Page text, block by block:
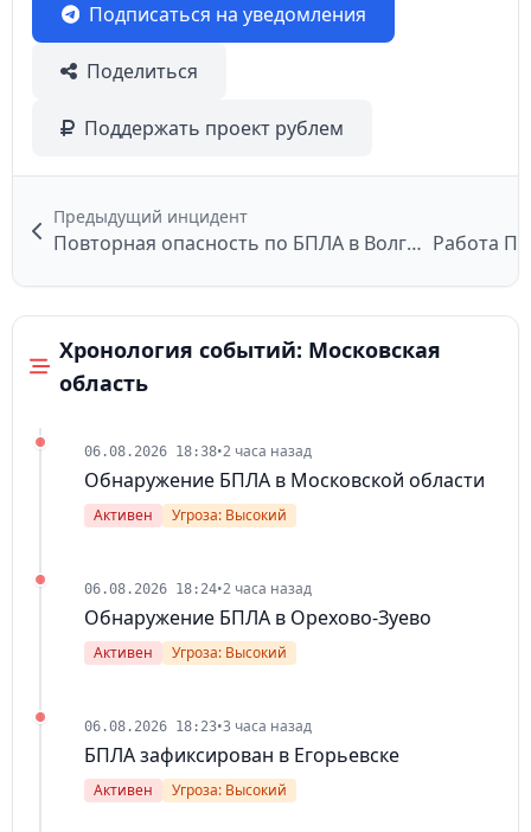
Подписаться на уведомления
Поделиться
Поддержать проект рублем
Предыдущий инцидент
Повторная опасность по БПЛА в Волгоградской области Работа
Хронология событий: Московская
область
06.08.2026 18:38•2 часа назад
Обнаружение БПЛА в Московской области
Активен Угроза: Высокий
06.08.2026 18:24•2 часа назад
Обнаружение БПЛА в Орехово-Зуево
Активен Угроза: Высокий
06.08.2026 18:23•3 часа назад
БПЛА зафиксирован в Егорьевске
Активен Угроза: Высокий